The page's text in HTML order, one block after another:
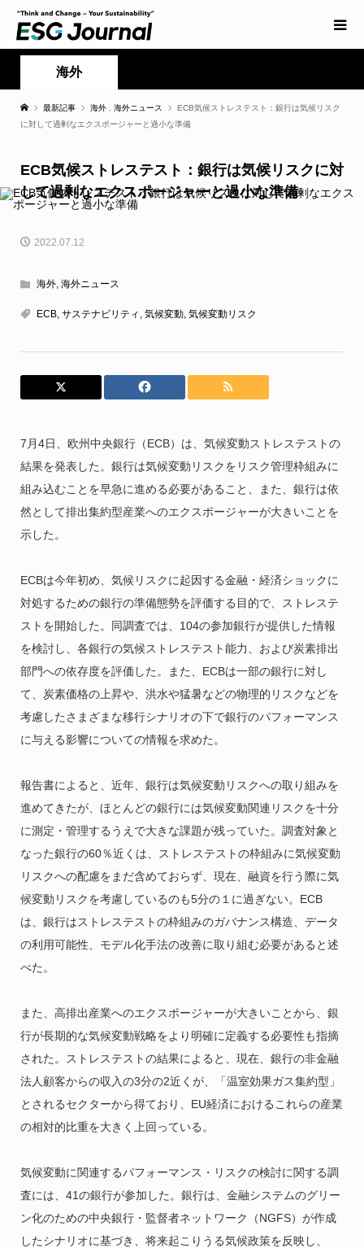
海外
最新記事 海外 海外ニュース
ECB気候ストレステスト：銀行は気候リスク
に対して過剰なエクスポージャーと過小な準備
ECB気候ストレステスト：銀行は気候リスクに対
して過剰なエクスポージャーと過小な準備
2022.07.12
海外, 海外ニュース
ECB, サステナビリティ , 気候変動, 気候変動リスク
7月4日、欧州中央銀行（ECB）は、気候変動ストレステストの
結果を発表した。銀行は気候変動リスクをリスク管理枠組みに
組み込むことを早急に進める必要があること、また、銀行は依
然として排出集約型産業へのエクスポージャーが大きいことを
示した。
ECBは今年初め、気候リスクに起因する金融・経済ショックに
対処するための銀行の準備態勢を評価する目的で、ストレステ
ストを開始した。同調査では、104の参加銀行が提供した情報
を検討し、各銀行の気候ストレステスト能力、および炭素排出
部門への依存度を評価した。また、ECBは一部の銀行に対し
て、炭素価格の上昇や、洪水や猛暑などの物理的リスクなどを
考慮したさまざまな移行シナリオの下で銀行のパフォーマンス
に与える影響についての情報を求めた。
報告書によると、近年、銀行は気候変動リスクへの取り組みを
進めてきたが、ほとんどの銀行には気候変動関連リスクを十分
に測定・管理するうえで大きな課題が残っていた。調査対象と
なった銀行の60％近くは、ストレステストの枠組みに気候変動
リスクへの配慮をまだ含めておらず、現在、融資を行う際に気
候変動リスクを考慮しているのも5分の１に過ぎない。ECB
は、銀行はストレステストの枠組みのガバナンス構造、データ
の利用可能性、モデル化手法の改善に取り組む必要があると述
べた。
また、高排出産業へのエクスポージャーが大きいことから、銀
行が長期的な気候変動戦略をより明確に定義する必要性も指摘
された。ストレステストの結果によると、現在、銀行の非金融
法人顧客からの収入の3分の2近くが、「温室効果ガス集約型」
とされるセクターから得ており、EU経済におけるこれらの産業
の相対的比重を大きく上回っている。
気候変動に関連するパフォーマンス・リスクの検討に関する調
査には、41の銀行が参加した。銀行は、金融システムのグリー
ン化のための中央銀行・監督者ネットワーク（NGFS）が作成
したシナリオに基づき、将来起こりうる気候政策を反映し、